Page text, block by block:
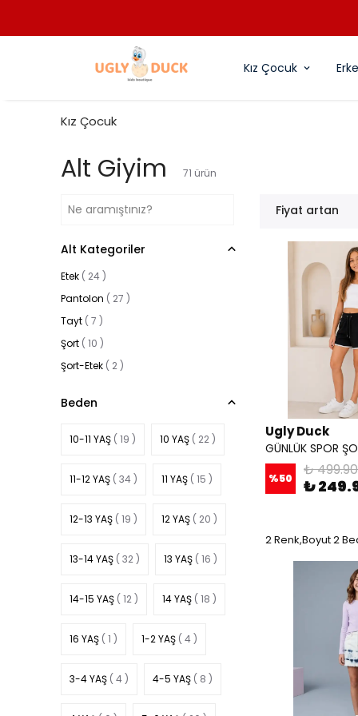
Kız Çocuk
Kız Çocuk
Alt Giyim 71 ürün
Fiyat artan
Alt Kategoriler
Etek ( 24 )
Pantolon ( 27 )
Tayt ( 7 )
Şort ( 10 )
Şort-Etek ( 2 )
Beden
10-11 YAŞ ( 19 ) 10 YAŞ ( 22 )
11-12 YAŞ ( 34 ) 11 YAŞ ( 15 )
12-13 YAŞ ( 19 ) 12 YAŞ ( 20 )
13-14 YAŞ ( 32 ) 13 YAŞ ( 16 )
14-15 YAŞ ( 12 ) 14 YAŞ ( 18 )
16 YAŞ ( 1 ) 1-2 YAŞ ( 4 )
3-4 YAŞ ( 4 ) 4-5 YAŞ ( 8 )
Ugly Duck
GÜNLÜK SPOR
%50 ₺ 499.90
₺
2 Renk,Boyut 2